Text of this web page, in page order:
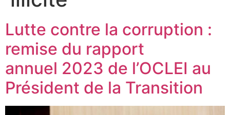
Lutte contre la corruption :
remise du rapport
annuel 2023 de l’OCLEI au
Président de la Transition